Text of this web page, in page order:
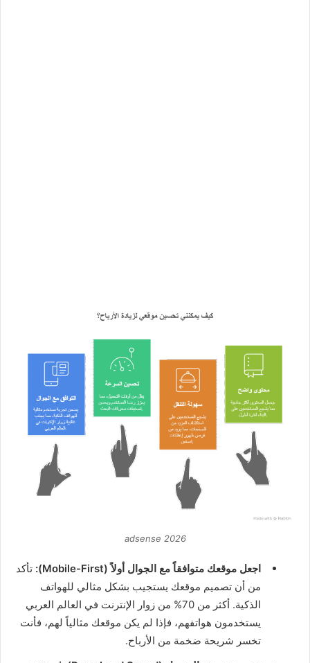
adsense 2026
اجعل موقعك متوافقاً مع الجوال أولاً (Mobile-First):
تأكد
من أن تصميم موقعك يستجيب بشكل مثالي للهواتف
الذكية. أكثر من 70% من زوار الإنترنت في العالم العربي
يستخدمون هواتفهم، فإذا لم يكن موقعك مثالياً لهم، فأنت
تخسر شريحة ضخمة من الأرباح.